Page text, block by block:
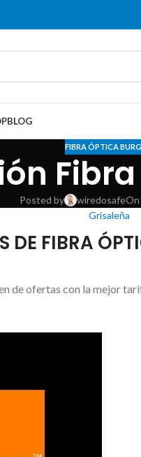
BLOG
FIBRA ÓPTICA
Posted by wiredosafeOn
Grisaleña
DE FIBRA
de ofertas con la mejor